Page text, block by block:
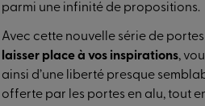
parmi une infinité de propositions.
Avec cette nouvelle série de
laisser place à vos inspirations,
ainsi d’une liberté presque
offerte par les portes en alu, tout